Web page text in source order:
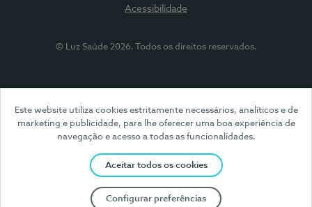
Este website utiliza cookies estritamente necessários, analíticos e de
marketing e publicidade, para lhe oferecer uma boa experiência de
navegação e acesso a todas as funcionalidades.
Aceitar todos os cookies
Configurar preferências
Acessibilidade
© Luz Saúde 2026. Todos os direitos reservados.